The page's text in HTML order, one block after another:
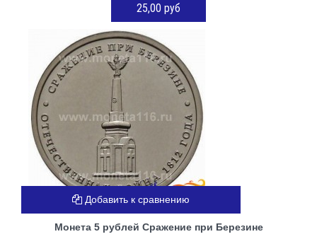
25,00 руб
ДОБАВИТЬ В КОРЗИНУ
Монета 5 рублей Сражение при Березине
Добавить к сравнению